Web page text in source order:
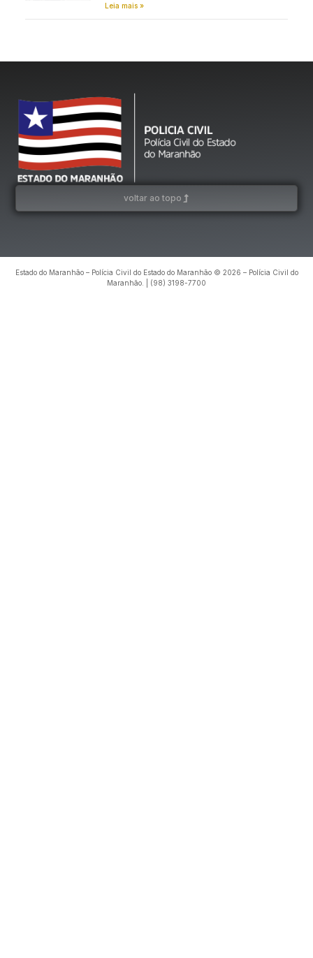
Leia mais »
voltar ao topo
Estado do Maranhão – Polícia Civil do Estado do Maranhão © 2026 – Polícia Civil do
Maranhão. | (98) 3198-7700